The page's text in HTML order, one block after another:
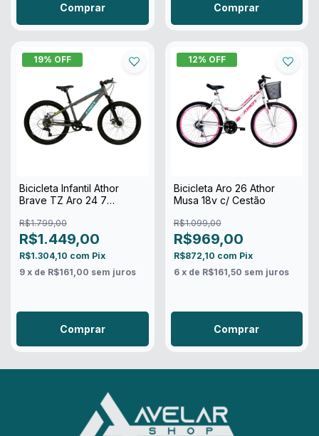
Comprar
19% OFF
Bicicleta Infantil Athor
Brave TZ Aro 24 7
R$1.799,00
R$1.449,00
R$1.304,10 com Pix
9 x de R$161,00 sem juros
Comprar
12% OFF
Bicicleta Aro 26 Athor
Musa 18v c/ Cestão
R$1.099,00
R$969,00
R$872,10 com Pix
6 x de R$161,50 sem juros
Comprar